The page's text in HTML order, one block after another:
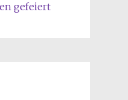
gefeiert